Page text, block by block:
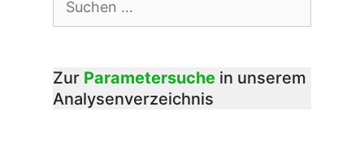
nach:
Zur Parametersuche in unserem
Analysenverzeichnis